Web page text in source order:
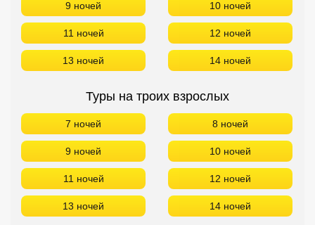
9 ночей 10 ночей
11 ночей 12 ночей
13 ночей 14 ночей
Туры на троих взрослых
7 ночей 8 ночей
9 ночей 10 ночей
11 ночей 12 ночей
13 ночей 14 ночей